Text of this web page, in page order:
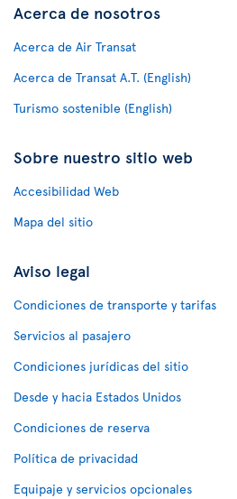
Acerca de nosotros
Acerca de Air Transat
Acerca de Transat A.T. (English)
Turismo sostenible (English)
Sobre nuestro sitio web
Accesibilidad Web
Mapa del sitio
Aviso legal
Condiciones de transporte y tarifas
Servicios al pasajero
Condiciones jurídicas del sitio
Desde y hacia Estados Unidos
Condiciones de reserva
Política de privacidad
Equipaje y servicios opcionales